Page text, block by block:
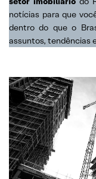
notícias para que
dentro do que o
assuntos, tendências